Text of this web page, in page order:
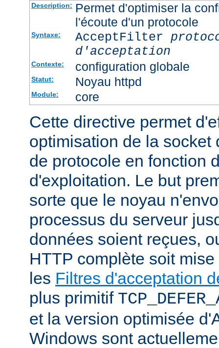
Description: Permet d'optimiser la
l'écoute d'un protocole
Syntaxe: AcceptFilter
d'acceptation
Contexte: configuration globale
Statut: Noyau httpd
Module: core
Cette directive permet
optimisation de la socket
de protocole en fonction
d'exploitation. Le but
sorte que le noyau
processus du serveur
données soient reçues,
HTTP complète soit
les Filtres d'acceptation
plus primitif
et la version optimisée
Windows sont